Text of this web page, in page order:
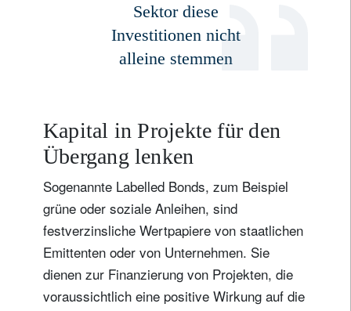
Sektor diese
Investitionen nicht
alleine stemmen
Kapital in Projekte für den
Übergang lenken
Sogenannte Labelled Bonds, zum Beispiel
grüne oder soziale Anleihen, sind
festverzinsliche Wertpapiere von staatlichen
Emittenten oder von Unternehmen. Sie
dienen zur Finanzierung von Projekten, die
voraussichtlich eine positive Wirkung auf die